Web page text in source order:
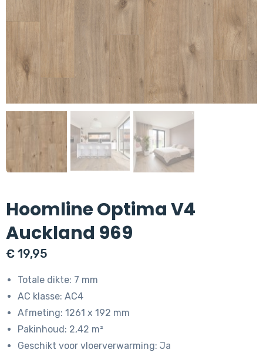
Hoomline Optima V4
Auckland 969
€ 19,95
Totale dikte: 7 mm
AC klasse: AC4
Afmeting: 1261 x 192 mm
Pakinhoud: 2,42 m²
Geschikt voor vloerverwarming: Ja